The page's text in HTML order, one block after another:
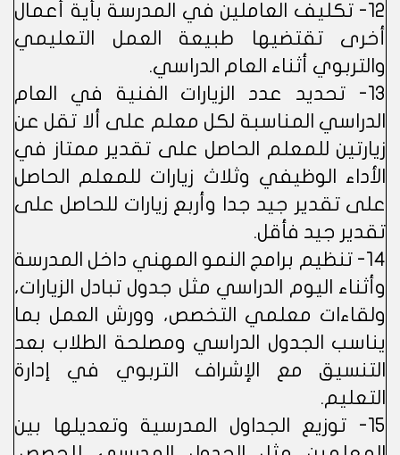
12- تكليف العاملين في المدرسة بأية أعمال
أخرى تقتضيها طبيعة العمل التعليمي
والتربوي أثناء العام الدراسي.
13- تحديد عدد الزيارات الفنية في العام
الدراسي المناسبة لكل معلم على ألا تقل عن
زيارتين للمعلم الحاصل على تقدير ممتاز في
الأداء الوظيفي وثلاث زيارات للمعلم الحاصل
على تقدير جيد جدا وأربع زيارات للحاصل على
تقدير جيد فأقل.
14- تنظيم برامج النمو المهني داخل المدرسة
وأثناء اليوم الدراسي مثل جدول تبادل الزيارات،
ولقاءات معلمي التخصص، وورش العمل بما
يناسب الجدول الدراسي ومصلحة الطلاب بعد
التنسيق مع الإشراف التربوي في إدارة
التعليم.
15- توزيع الجداول المدرسية وتعديلها بين